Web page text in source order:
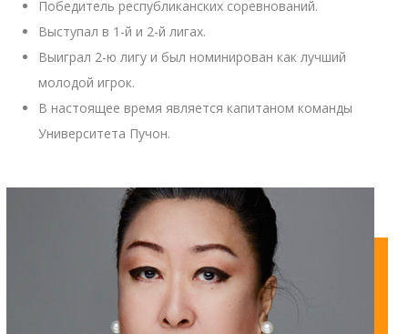
Победитель республиканских соревнований.
Выступал в 1-й и 2-й лигах.
Выиграл 2-ю лигу и был номинирован как лучший
молодой игрок.
В настоящее время является капитаном команды
Университета Пучон.